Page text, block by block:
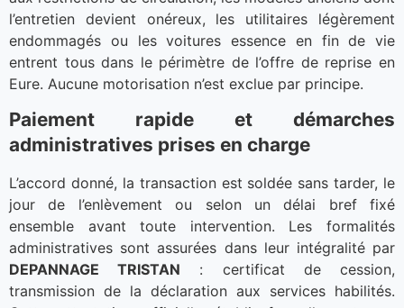
l’entretien devient onéreux, les utilitaires légèrement
endommagés ou les voitures essence en fin de vie
entrent tous dans le périmètre de l’offre de reprise en
Eure. Aucune motorisation n’est exclue par principe.
Paiement rapide et démarches
administratives prises en charge
L’accord donné, la transaction est soldée sans tarder, le
jour de l’enlèvement ou selon un délai bref fixé
ensemble avant toute intervention. Les formalités
administratives sont assurées dans leur intégralité par
DEPANNAGE TRISTAN : certificat de cession,
transmission de la déclaration aux services habilités.